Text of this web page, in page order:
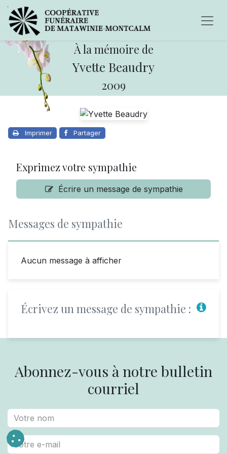
À la mémoire de
Yvette Beaudry
2009
Imprimer Partager
Exprimez votre sympathie
Écrire un message de sympathie
Messages de sympathie
Aucun message à afficher
Écrivez un message de sympathie :
Abonnez-vous à notre bulletin
courriel